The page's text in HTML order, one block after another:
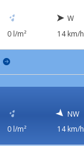
0 l/m²
W
14 km/h
0 l/m²
NW
14 km/h